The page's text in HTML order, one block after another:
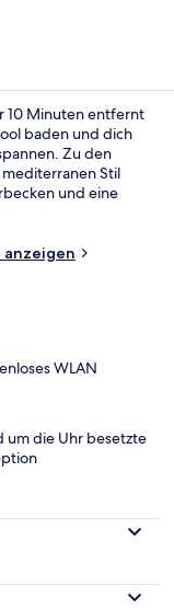
10 Minuten entfernt
baden und dich
Zu den
Stil
und eine
anzeigen
WLAN
um die Uhr besetzte